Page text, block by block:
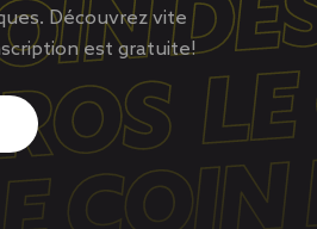
Découvrez vite
est gratuite!